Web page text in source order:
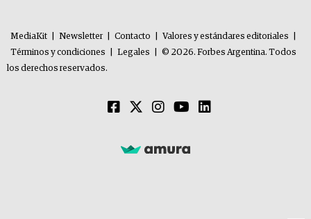
MediaKit Newsletter Contacto Valores y estándares editoriales
Términos y condiciones
Legales
© 2026. Forbes Argentina. Todos
los derechos reservados.